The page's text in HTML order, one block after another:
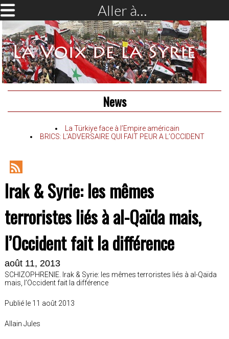
Aller à…
News
La Türkiye face à l’Empire américain
BRICS: L’ADVERSAIRE QUI FAIT PEUR A L’OCCIDENT
RSS
Feed
Irak & Syrie: les mêmes
terroristes liés à al-Qaïda mais,
l’Occident fait la différence
août 11, 2013
SCHIZOPHRENIE. Irak & Syrie: les mêmes terroristes liés à al-Qaïda
mais, l’Occident fait la différence
Publié le 11 août 2013
Allain Jules